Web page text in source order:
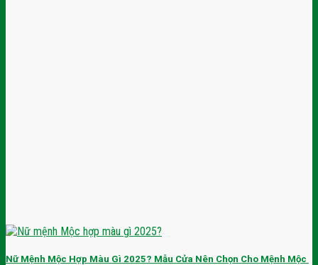
Nữ Mệnh Mộc Hợp Màu Gì 2025? Mẫu Cửa Nên Chọn Cho Mệnh Mộc